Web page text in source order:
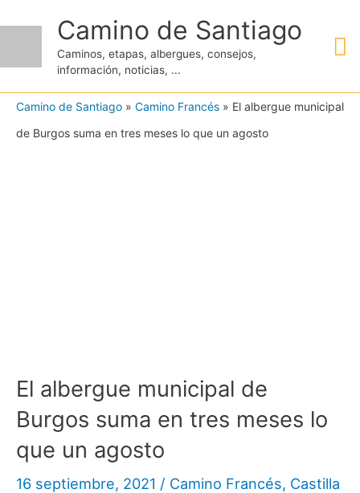
contenido
Camino de Santiago
Caminos, etapas, albergues, consejos,
información, noticias, ...
Camino de Santiago » Camino Francés » El albergue municipal
de Burgos suma en tres meses lo que un agosto
El albergue municipal de
Burgos suma en tres meses lo
que un agosto
16 septiembre, 2021 / Camino Francés, Castilla